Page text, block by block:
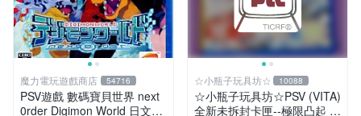
魔力電玩遊戲商店 54716
PSV遊戲 數碼寶貝世界 next
0rder Digimon World 日文日
☆小瓶子玩具坊☆ 10088
☆小瓶子玩具坊☆PSV (VITA)
全新未拆封卡匣--極限凸起 萌